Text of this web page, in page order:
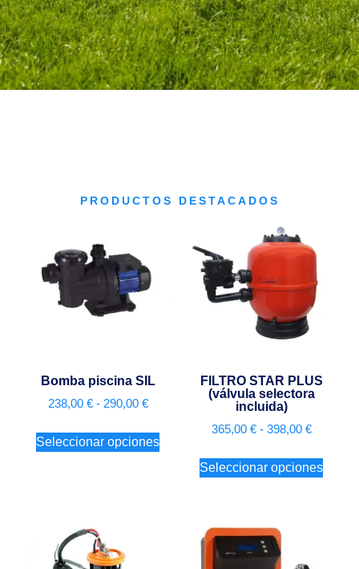
PRODUCTOS DESTACADOS
Bomba piscina SIL
238,00 € - 290,00 €
Seleccionar opciones
FILTRO STAR PLUS
(válvula selectora
incluida)
365,00 € - 398,00 €
Seleccionar opciones